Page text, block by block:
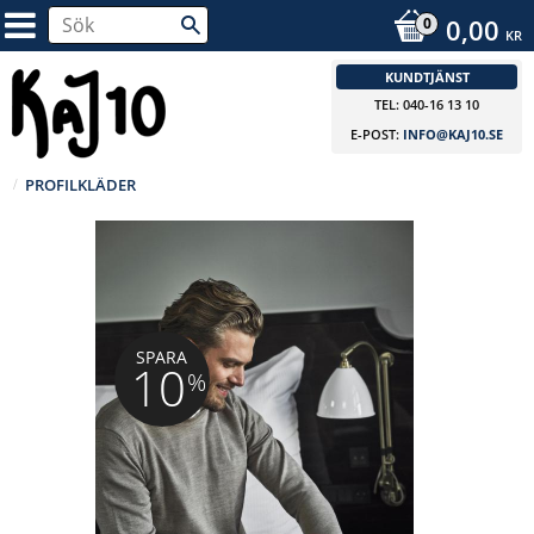
0,00 KR
KUNDTJÄNST
TEL: 040-16 13 10
E-POST: INFO@KAJ10.SE
PROFILKLÄDER
SPARA
10%